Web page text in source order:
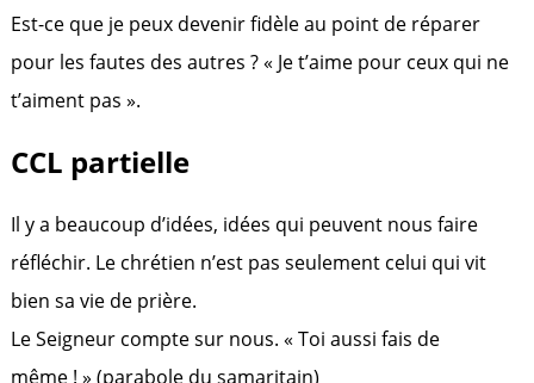
Est-ce que je peux devenir fidèle au point de réparer
pour les fautes des autres ? « Je t’aime pour ceux qui ne
t’aiment pas ».
CCL partielle
Il y a beaucoup d’idées, idées qui peuvent nous faire
réfléchir. Le chrétien n’est pas seulement celui qui vit
bien sa vie de prière.
Le Seigneur compte sur nous. « Toi aussi fais de
même ! » (parabole du samaritain)